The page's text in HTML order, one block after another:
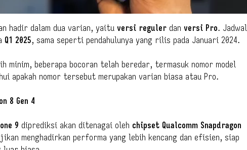
hadir dalam dua varian, yaitu versi reguler dan versi Pro. Jadwal
Q1 2025, sama seperti pendahulunya yang rilis pada Januari 2024.
minim, beberapa bocoran telah beredar, termasuk nomor model
apakah nomor tersebut merupakan varian biasa atau Pro.
8 Gen 4
9 diprediksi akan ditenagai oleh chipset Qualcomm Snapdragon
menghadirkan performa yang lebih kencang dan efisien, siap